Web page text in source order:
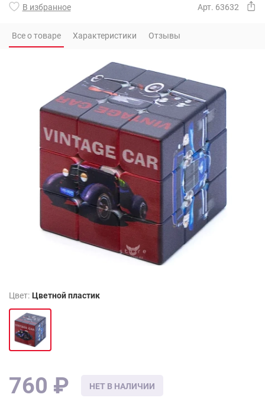
В избранное
Арт. 63632
Все о товаре Характеристики Отзывы
Цвет: Цветной пластик
НЕТ В НАЛИЧИИ
760 ₽